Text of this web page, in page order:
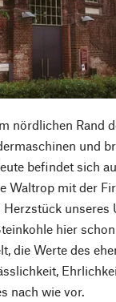
nördlichen Rand
und
befindet sich
Waltrop mit der
unseres
hier
die Werte des
nach wie vor.